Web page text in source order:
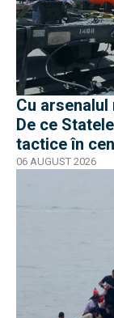
Cu
De ce
tactice în
06 AUGUST 2026